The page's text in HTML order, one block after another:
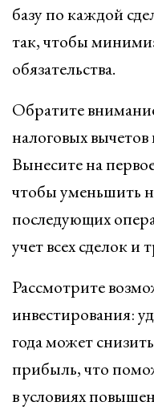
базу по каждой
так, чтобы
обязательства.
Обратите
налоговых
Вынесите на
чтобы уменьшить
последующих
учет всех сделок и
Рассмотрите
инвестирования:
года может
прибыль, что
в условиях